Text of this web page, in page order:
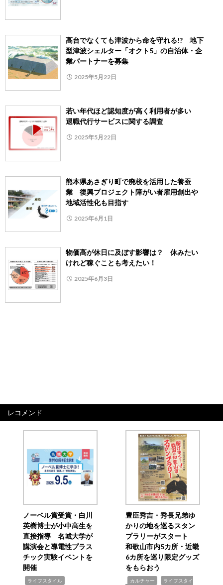
高台でなくても津波から命を守れる!? 地下
型津波シェルター「オクト5」の自治体・企
業パートナーを募集
2025年5月22日
若い年代ほど認知度が高く利用者が多い
退職代行サービスに関する調査
2025年5月22日
熊本県あさぎり町で廃校を活用した養蚕
業 復興プロジェクト障がい者雇用創出や
地域活性化も目指す
2025年6月1日
物価高が休日に及ぼす影響は？ 休みたい
けれど稼ぐことも考えたい！
2025年6月3日
レコメンド
ノーベル賞受賞・白川
英樹博士が小中高生を
直接指導 名城大学が
講演会と導電性プラス
チック実験イベントを
開催
ライフスタイル
豊臣秀吉・秀長兄弟ゆ
かりの地を巡るスタン
プラリーがスタート
和歌山市内5カ所・近畿
6カ所を巡り限定グッズ
をもらおう
カルチャー
ライフスタイ